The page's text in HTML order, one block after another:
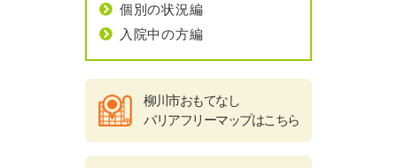
※外出・旅行サービスは、年中無休
個別の状況編
入院中の方編
柳川市おもてなし
バリアフリーマップはこちら